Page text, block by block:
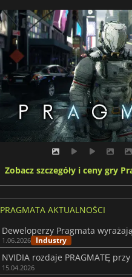
Zobacz szczegóły i ceny gry
PRAGMATA AKTUALNOŚCI
1.06.2026 Industry
15.04.2026